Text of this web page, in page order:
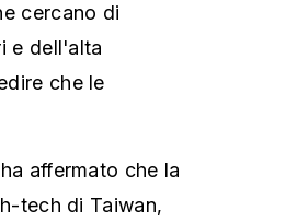
cercano di
e dell'alta
che le
affermato che la
tech di Taiwan,